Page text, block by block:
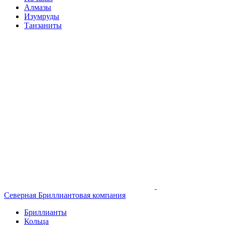
Алмазы
Изумруды
Танзаниты
Северная Бриллиантовая компания
Бриллианты
Кольца